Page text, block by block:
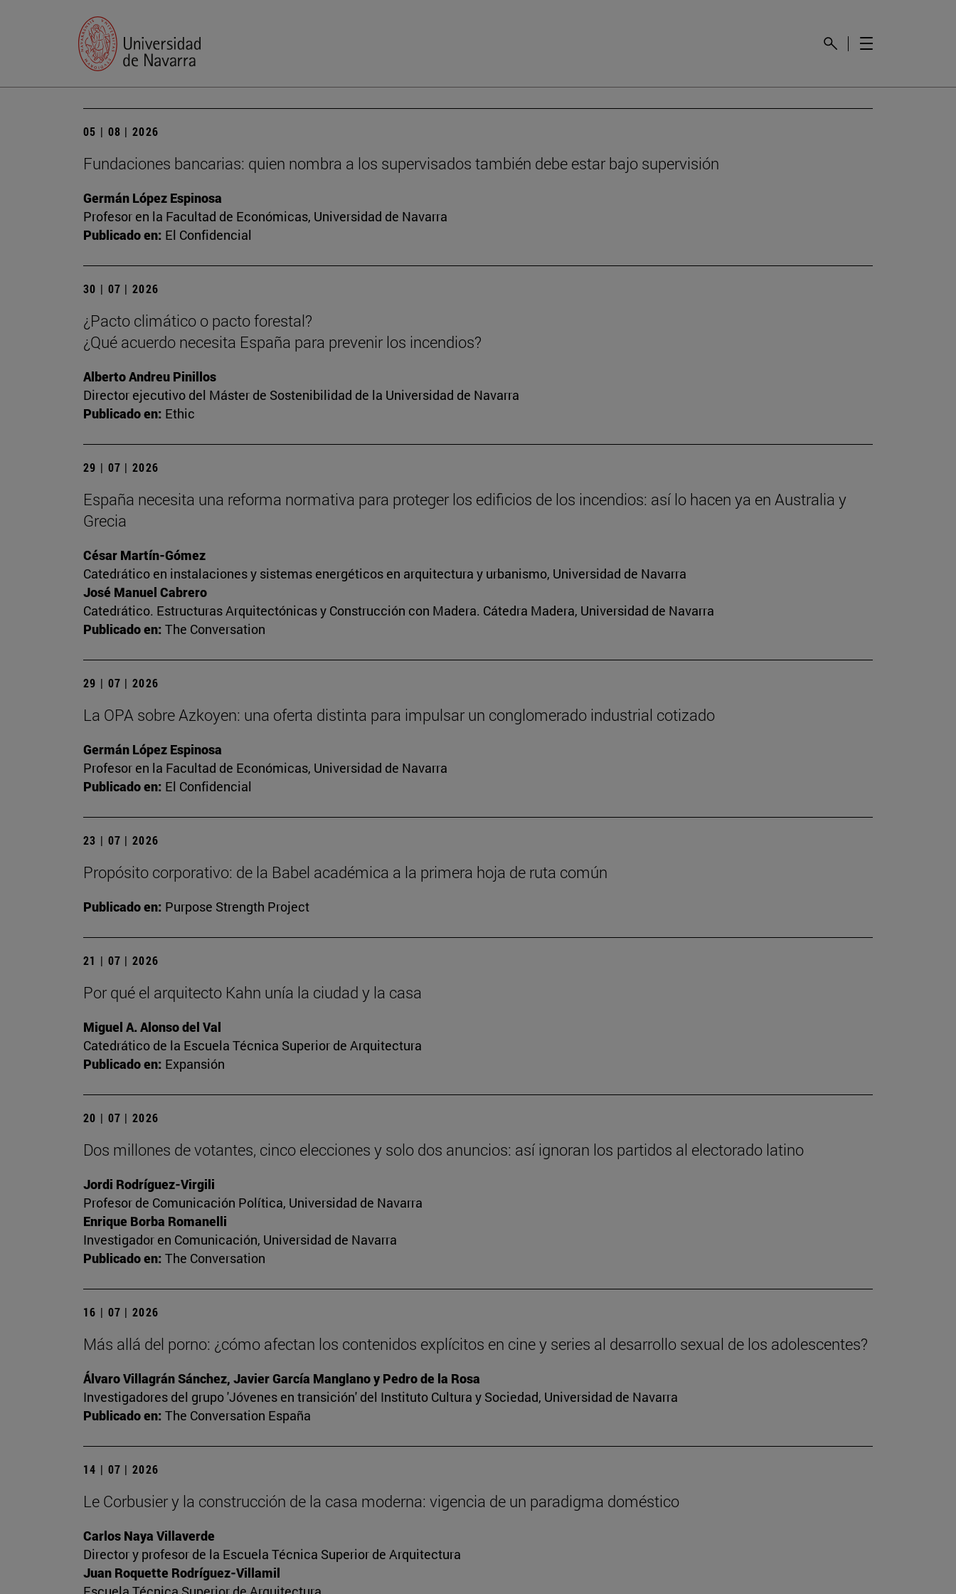
05 | 08 | 2026
Fundaciones bancarias: quien nombra a los supervisados también debe estar bajo supervisión
Germán López Espinosa
Profesor en la Facultad de Económicas, Universidad de Navarra
Publicado en: El Confidencial
30 | 07 | 2026
¿Pacto climático o pacto forestal?
¿Qué acuerdo necesita España para prevenir los incendios?
Alberto Andreu Pinillos
Director ejecutivo del Máster de Sostenibilidad de la Universidad de Navarra
Publicado en: Ethic
29 | 07 | 2026
España necesita una reforma normativa para proteger los edificios de los incendios: así lo hacen ya en Australia y
Grecia
César Martín-Gómez
Catedrático en instalaciones y sistemas energéticos en arquitectura y urbanismo, Universidad de Navarra
José Manuel Cabrero
Catedrático. Estructuras Arquitectónicas y Construcción con Madera. Cátedra Madera, Universidad de Navarra
Publicado en: The Conversation
29 | 07 | 2026
La OPA sobre Azkoyen: una oferta distinta para impulsar un conglomerado industrial cotizado
Germán López Espinosa
Profesor en la Facultad de Económicas, Universidad de Navarra
Publicado en: El Confidencial
23 | 07 | 2026
Propósito corporativo: de la Babel académica a la primera hoja de ruta común
Publicado en: Purpose Strength Project
21 | 07 | 2026
Por qué el arquitecto Kahn unía la ciudad y la casa
Miguel A. Alonso del Val
Catedrático de la Escuela Técnica Superior de Arquitectura
Publicado en: Expansión
20 | 07 | 2026
Dos millones de votantes, cinco elecciones y solo dos anuncios: así ignoran los partidos al electorado latino
Jordi Rodríguez-Virgili
Profesor de Comunicación Política, Universidad de Navarra
Enrique Borba Romanelli
Investigador en Comunicación, Universidad de Navarra
Publicado en: The Conversation
16 | 07 | 2026
Más allá del porno: ¿cómo afectan los contenidos explícitos en cine y series al desarrollo sexual de los adolescentes?
Álvaro Villagrán Sánchez, Javier García Manglano y Pedro de la Rosa
Investigadores del grupo 'Jóvenes en transición' del Instituto Cultura y Sociedad, Universidad de Navarra
Publicado en: The Conversation España
14 | 07 | 2026
Le Corbusier y la construcción de la casa moderna: vigencia de un paradigma doméstico
Carlos Naya Villaverde
Director y profesor de la Escuela Técnica Superior de Arquitectura
Juan Roquette Rodríguez-Villamil